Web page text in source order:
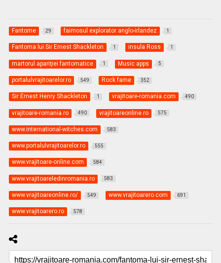
Fantome 29 faimosul explorator anglo-irlandez 1
Fantoma lui Sir Ernest Shackleton 1 insula Ross 1
martorul apariţiei fantomatice 1 Music apps 5
portalulvrajitoarelor.ro 549 Rock fame 352
Sir Ernest Henry Shackleton 1 vrajitoare-romania.com 490
vrajitoare-romania.ro 490 vrajitoareonline.ro 575
www.international-witches.com 583
www.portalulvrajitoarelor.ro 555
www.vrajitoare-online.com 584
www.vrajitoareledinromania.ro 583
www.vrajitoareonline.ro/ 549 www.vrajitoarero.com 691
www.vrajitoarero.ro 578